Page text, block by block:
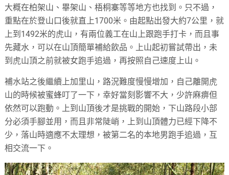
大概在柏架山、畢架山、梧桐寨等等地方也找到。只不過，
重點在於登山口後就直上1700米。由起點出發大約7公里，就
上到1492米的虎山，有兩位義工在山上跟跑手打卡，而且事
先藏水，可以在山頂簡單補給飲品。上山起初嘗試帶出，未
到虎山頂之前就被女跑手追過，再按照自己速度上山。
補水站之後繼續上加里山，路況難度慢慢增加，自己離開虎
山的時候被蜜蜂叮了一下，幸好當刻影響不大，少許麻痹但
依然可以跑動。上到山頂後才是挑戰的開始，下山路段小部
分必須手腳並用，而且非常陡峭，上到山頂體力已經下降不
少，落山時適應不太理想，被第二名的本地男跑手追過，互
相交流一下。